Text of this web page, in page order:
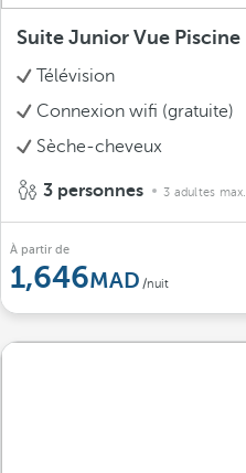
Suite Junior Vue Piscine
Télévision
Connexion wifi (gratuite)
Sèche-cheveux
3 personnes 3 adultes max.
À partir de
1,646 /nuit